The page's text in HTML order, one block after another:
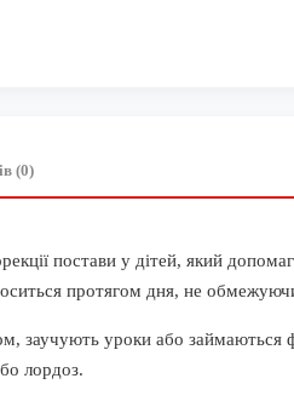
(0)
постави у дітей, який
протягом дня, не
заучують уроки або
лордоз.